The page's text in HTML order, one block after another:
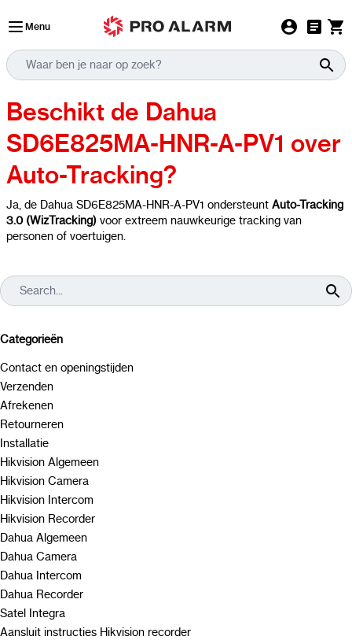
Menu
Beschikt de Dahua
SD6E825MA-HNR-A-PV1 over
Auto-Tracking?
Ja, de Dahua SD6E825MA-HNR-A-PV1 ondersteunt Auto-Tracking
3.0 (WizTracking) voor extreem nauwkeurige tracking van
personen of voertuigen.
Categorieën
Contact en openingstijden
Verzenden
Afrekenen
Retourneren
Installatie
Hikvision Algemeen
Hikvision Camera
Hikvision Intercom
Hikvision Recorder
Dahua Algemeen
Dahua Camera
Dahua Intercom
Dahua Recorder
Satel Integra
Aansluit instructies Hikvision recorder